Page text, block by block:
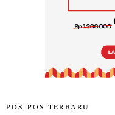
POS-POS TERBARU